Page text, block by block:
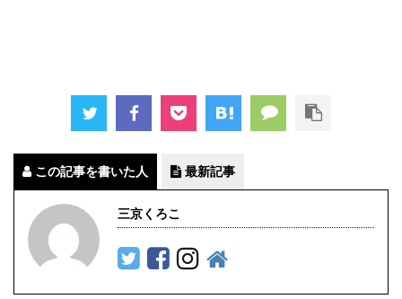
この記事を書いた人 最新記事
三京くろこ